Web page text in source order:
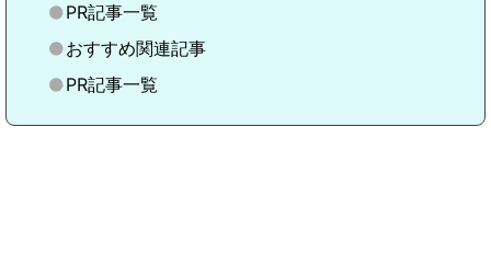
PR記事一覧
おすすめ関連記事
PR記事一覧